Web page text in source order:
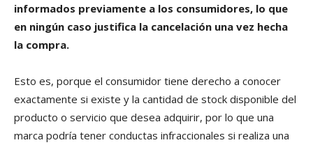
informados previamente a los consumidores, lo que
en ningún caso justifica la cancelación una vez hecha
la compra.
Esto es, porque el consumidor tiene derecho a conocer
exactamente si existe y la cantidad de stock disponible del
producto o servicio que desea adquirir, por lo que una
marca podría tener conductas infraccionales si realiza una